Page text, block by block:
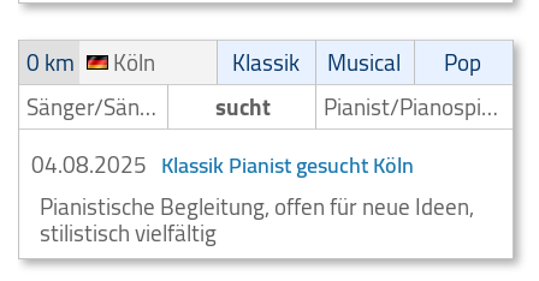
0 km
Köln Klassik Musical
Pop
Sänger/Sängerin
sucht
Pianist/Pianospieler
04.08.2025 Klassik Pianist gesucht Köln
Pianistische Begleitung, offen für neue Ideen,
stilistisch vielfältig